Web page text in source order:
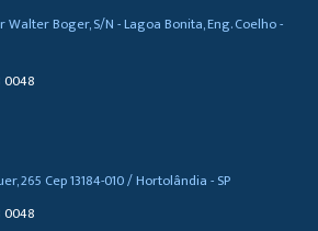
Boger, S/N - Lagoa Bonita, Eng. Coelho -
265 Cep 13184-010 / Hortolândia - SP